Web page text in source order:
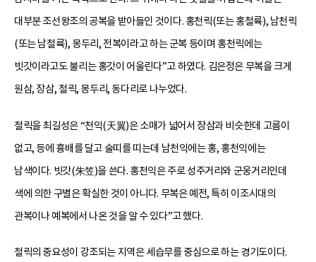
대부분 조선왕조의 공복을 받아들인 것이다. 홍천릭(또는 홍철륙), 남천릭
(또는 남철륙), 몽두리, 전복이라고 하는 군복 등이며 홍천릭에는
빗갓이라고도 불리는 홍갓이 어울린다”고 하였다. 김은정은 무복을 크게
원삼, 장삼, 철릭, 몽두리, 동다리로 나누었다.
철릭을 최길성은 “천익(天翼)은 소매가 넓어서 장삼과 비슷한데 고름이
없고, 등에 흉배를 달고 술띠를 띠는데 남천익에는 홍, 홍천익에는
남색이다. 빗갓(朱笠)을 쓴다. 홍천익은 주로 성주거리와 군웅거리인데
색에 의한 구별은 확실한 것이 아니다. 무복은 예전, 특히 이조시대의
관복이나 예복에서 나온 것을 알 수 있다”고 했다.
철릭의 중요성이 강조되는 지역은 세습무를 중심으로 하는 경기도이다.